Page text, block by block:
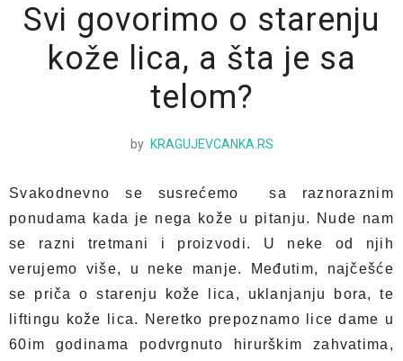
Svi govorimo o starenju
kože lica, a šta je sa
telom?
by KRAGUJEVCANKA.RS
Svakodnevno se susrećemo sa raznoraznim
ponudama kada je nega kože u pitanju. Nude nam
se razni tretmani i proizvodi. U neke od njih
verujemo više, u neke manje. Međutim, najčešće
se priča o starenju kože lica, uklanjanju bora, te
liftingu kože lica. Neretko prepoznamo lice dame u
60im godinama podvrgnuto hirurškim zahvatima,